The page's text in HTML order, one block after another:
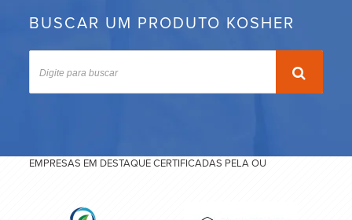
BUSCAR UM PRODUTO KOSHER
EMPRESAS EM DESTAQUE CERTIFICADAS PELA OU